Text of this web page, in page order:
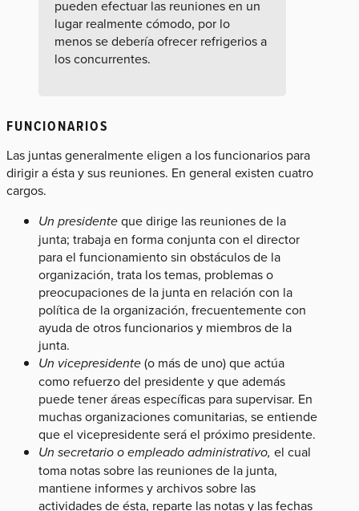
pueden efectuar las reuniones en un
lugar realmente cómodo, por lo
menos se debería ofrecer refrigerios a
los concurrentes.
FUNCIONARIOS
Las juntas generalmente eligen a los funcionarios para
dirigir a ésta y sus reuniones. En general existen cuatro
cargos.
Un presidenteque dirige las reuniones de la
junta; trabaja en forma conjunta con el director
para el funcionamiento sin obstáculos de la
organización, trata los temas, problemas o
preocupaciones de la junta en relación con la
política de la organización, frecuentemente con
ayuda de otros funcionarios y miembros de la
junta.
Un vicepresidente(o más de uno) que actúa
como refuerzo del presidente y que además
puede tener áreas específicas para supervisar. En
muchas organizaciones comunitarias, se entiende
que el vicepresidente será el próximo presidente.
Un secretario o empleado administrativo, el cual
toma notas sobre las reuniones de la junta,
mantiene informes y archivos sobre las
actividades de ésta, reparte las notas y las fechas